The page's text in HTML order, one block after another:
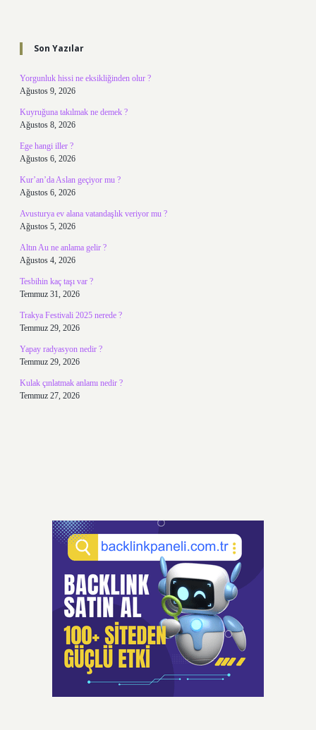
Son Yazılar
Yorgunluk hissi ne eksikliğinden olur ?
Ağustos 9, 2026
Kuyruğuna takılmak ne demek ?
Ağustos 8, 2026
Ege hangi iller ?
Ağustos 6, 2026
Kur’an’da Aslan geçiyor mu ?
Ağustos 6, 2026
Avusturya ev alana vatandaşlık veriyor mu ?
Ağustos 5, 2026
Altın Au ne anlama gelir ?
Ağustos 4, 2026
Tesbihin kaç taşı var ?
Temmuz 31, 2026
Trakya Festivali 2025 nerede ?
Temmuz 29, 2026
Yapay radyasyon nedir ?
Temmuz 29, 2026
Kulak çınlatmak anlamı nedir ?
Temmuz 27, 2026